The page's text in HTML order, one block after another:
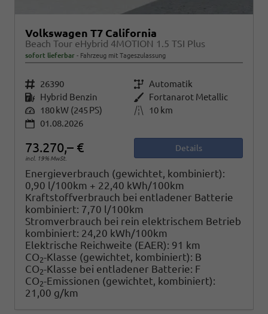
Volkswagen T7 California
Beach Tour eHybrid 4MOTION 1.5 TSI Plus
sofort lieferbar Fahrzeug mit Tageszulassung
Fahrzeugnr. 26390 Getriebe Automatik
Kraftstoff Hybrid Benzin Außenfarbe Fortanarot Metallic
Leistung 180 kW (245 PS) Kilometerstand
10 km
01.08.2026
73.270,– €
incl. 19% MwSt.
Details
Energieverbrauch (gewichtet, kombiniert):
0,90 l/100km + 22,40 kWh/100km
Kraftstoffverbrauch bei entladener Batterie
kombiniert: 7,70 l/100km
Stromverbrauch bei rein elektrischem Betrieb
kombiniert: 24,20 kWh/100km
Elektrische Reichweite (EAER): 91 km
CO2-Klasse (gewichtet, kombiniert): B
CO2-Klasse bei entladener Batterie: F
CO2-Emissionen (gewichtet, kombiniert):
21,00 g/km